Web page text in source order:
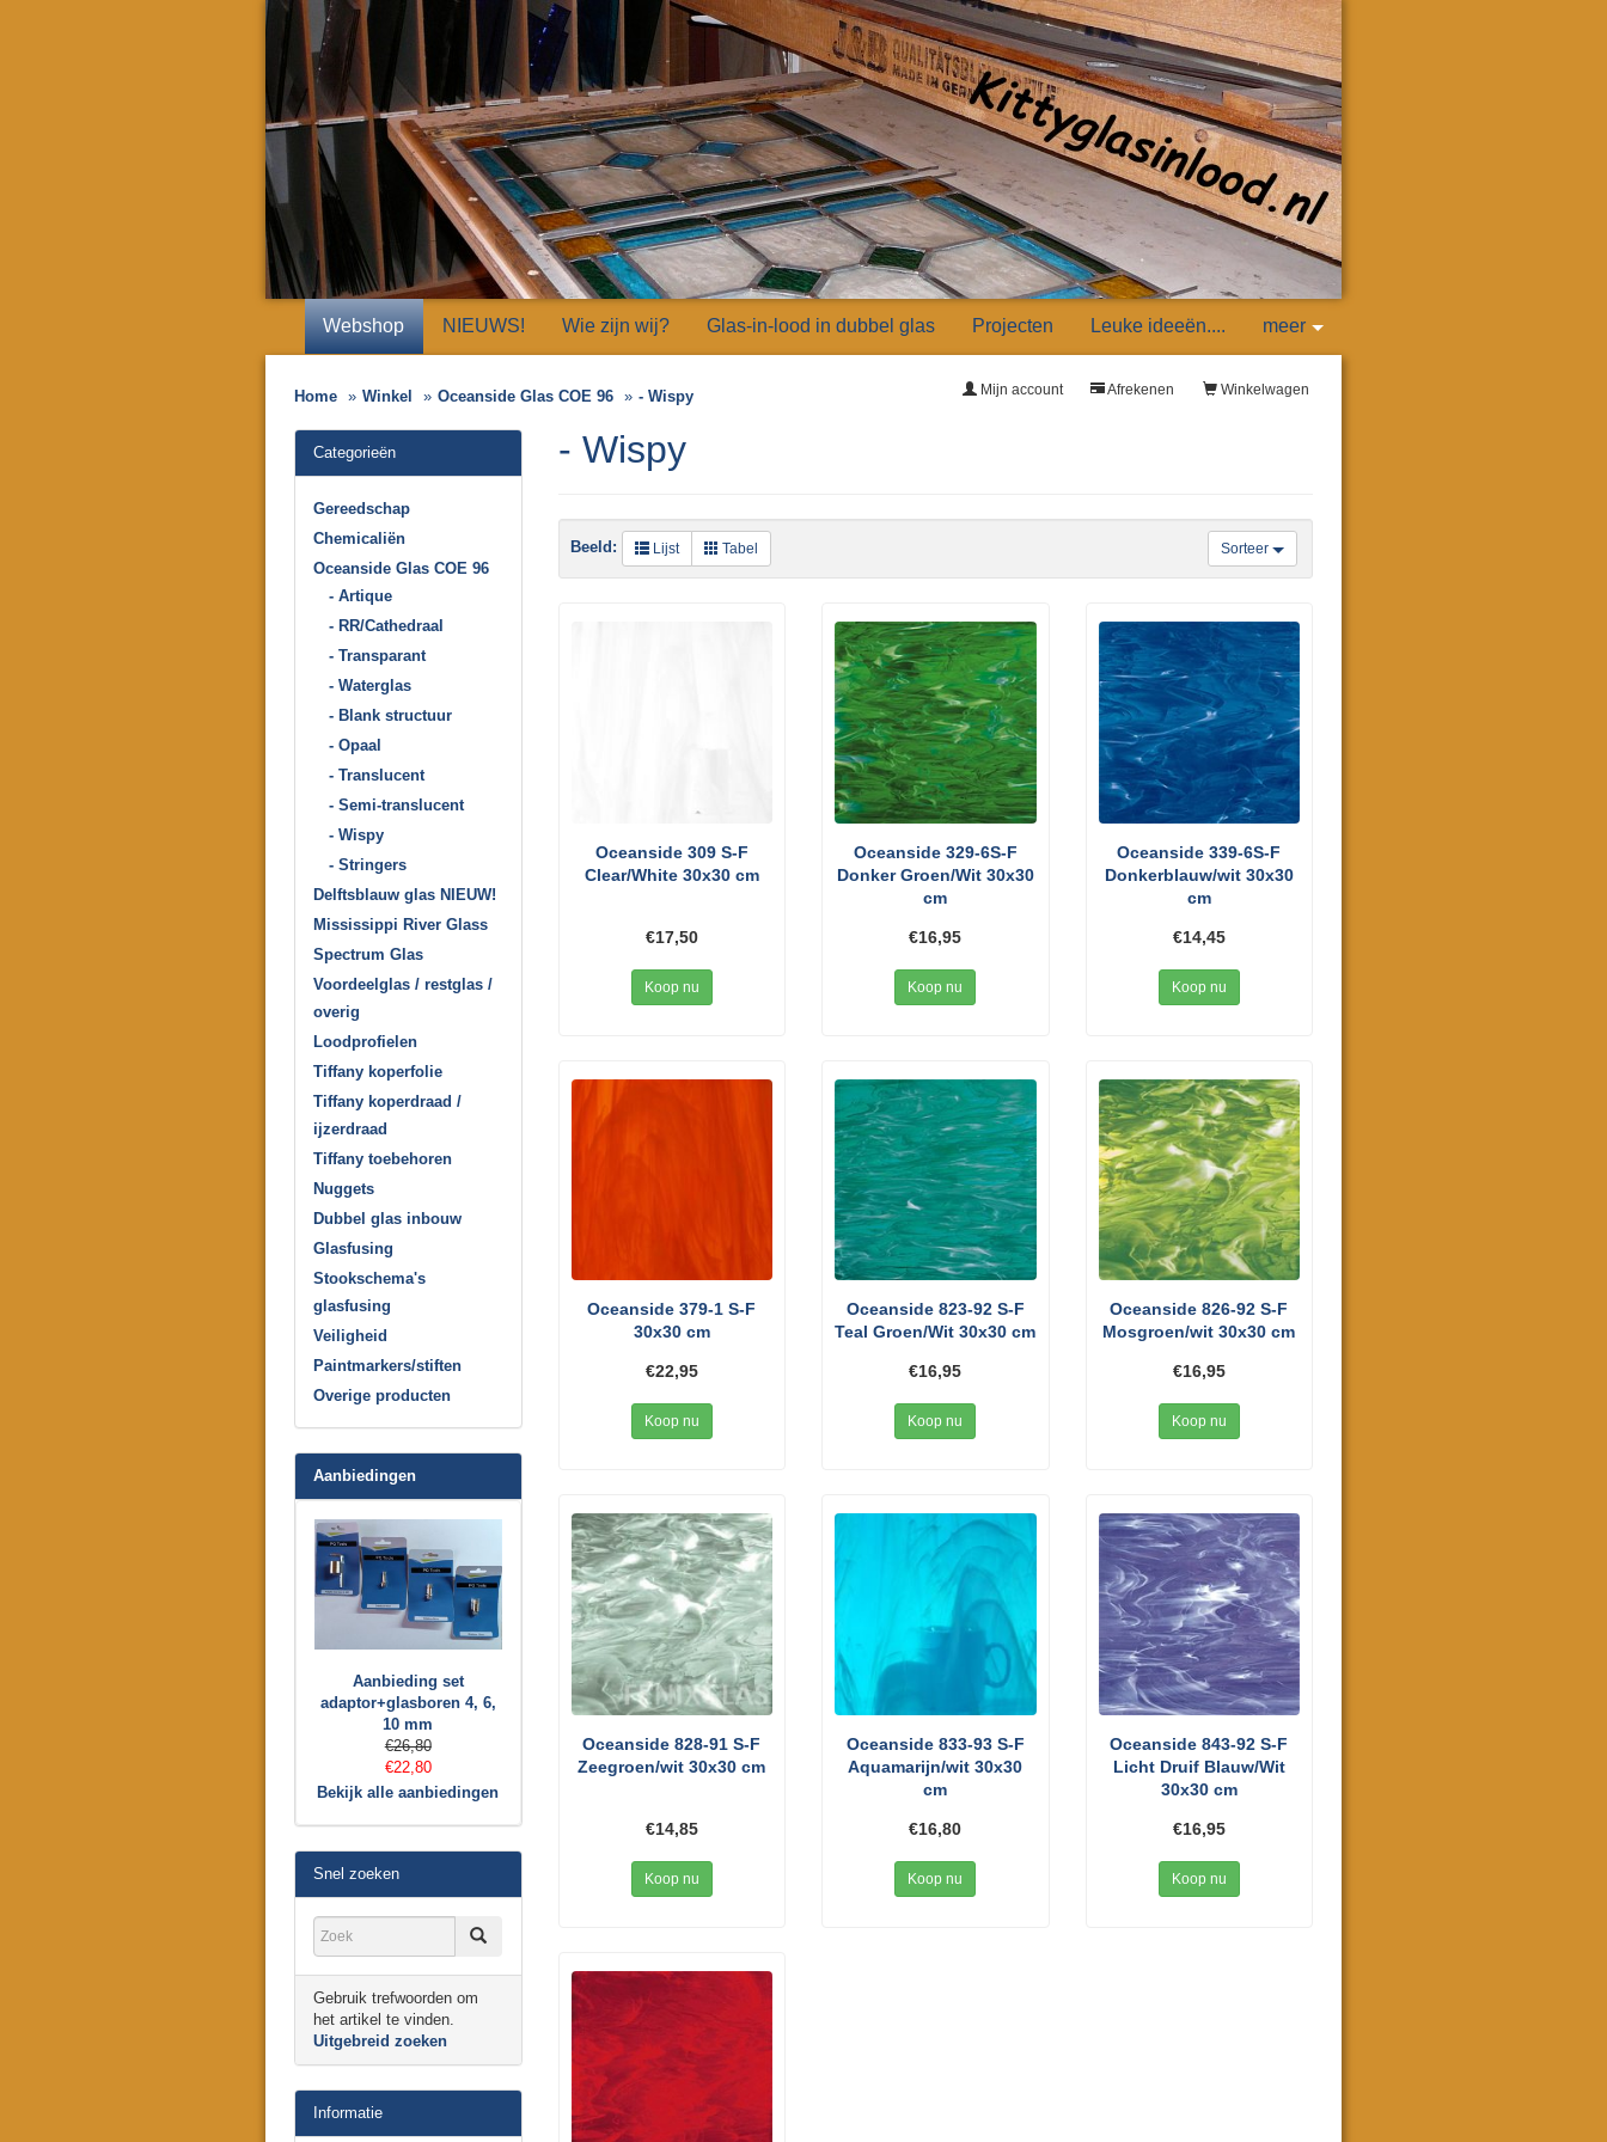
Webshop NIEUWS! Wie zijn wij? Glas-in-lood in dubbel glas Projecten Leuke ideeën.... meer
Home Winkel Oceanside Glas COE 96 - Wispy Winkelwagen
Afrekenen
Mijn account
- Wispy
Sorteer
Beeld: Lijst Tabel
Oceanside 309 S-F
Clear/White 30x30 cm
€17,50
Koop nu
Oceanside 329-6S-F
Donker Groen/Wit 30x30
cm
€16,95
Koop nu
Oceanside 339-6S-F
Donkerblauw/wit 30x30
cm
€14,45
Koop nu
Oceanside 379-1 S-F
30x30 cm
€22,95
Koop nu
Oceanside 823-92 S-F
Teal Groen/Wit 30x30 cm
€16,95
Koop nu
Oceanside 826-92 S-F
Mosgroen/wit 30x30 cm
€16,95
Koop nu
Oceanside 828-91 S-F
Zeegroen/wit 30x30 cm
€14,85
Koop nu
Oceanside 833-93 S-F
Aquamarijn/wit 30x30
cm
€16,80
Koop nu
Oceanside 843-92 S-F
Licht Druif Blauw/Wit
30x30 cm
€16,95
Koop nu
Categorieën
Gereedschap
Chemicaliën
Oceanside Glas COE 96
- Artique
- RR/Cathedraal
- Transparant
- Waterglas
- Blank structuur
- Opaal
- Translucent
- Semi-translucent
- Wispy
- Stringers
Delftsblauw glas NIEUW!
Mississippi River Glass
Spectrum Glas
Voordeelglas / restglas /
overig
Loodprofielen
Tiffany koperfolie
Tiffany koperdraad /
ijzerdraad
Tiffany toebehoren
Nuggets
Dubbel glas inbouw
Glasfusing
Stookschema's
glasfusing
Veiligheid
Paintmarkers/stiften
Overige producten
Aanbiedingen
Aanbieding set
adaptor+glasboren 4, 6,
10 mm
€26,80
€22,80
Bekijk alle aanbiedingen
Snel zoeken
Gebruik trefwoorden om
het artikel te vinden.
Uitgebreid zoeken
Informatie